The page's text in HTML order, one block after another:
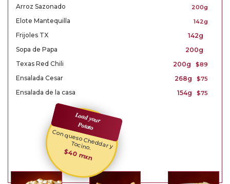
Arroz Sazonado 200g
Elote Mantequilla 142g
Frijoles TX
142g
Sopa de Papa
200g
Texas Red Chili
200g $89
Ensalada Cesar 268g $75
Ensalada de la casa 154g $75
Load your
Potato
Con queso Cheddar y
Tocino.
$40 mxn